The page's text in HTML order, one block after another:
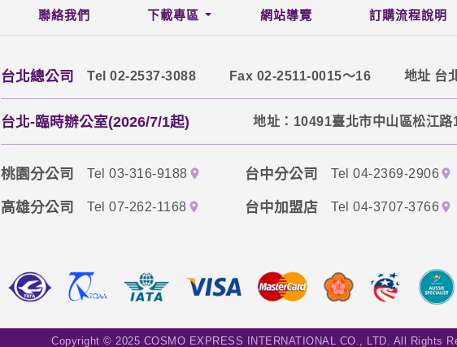
聯絡我們 下載專區 網站導覽 訂購流程說明
台北總公司 Tel 02-2537-3088 Fax 02-2511-0015～16 地址 台
台北-臨時辦公室(2026/7/1起) 地址：10491臺北市中山區松江
桃園分公司 Tel 03-316-9188 台中分公司 Tel 04-2369-2906
高雄分公司 Tel 07-262-1168 台中加盟店 Tel 04-3707-3766
Copyright © 2025 COSMO EXPRESS INTERNATIONAL CO., LTD. All Rights